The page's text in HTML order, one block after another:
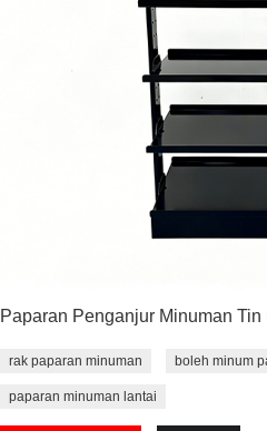
Paparan Penganjur Minuman Tin
rak paparan minuman boleh minum
paparan minuman lantai